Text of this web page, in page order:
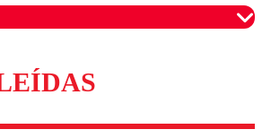
son moderados para garantizar un
diálogo respetuoso.